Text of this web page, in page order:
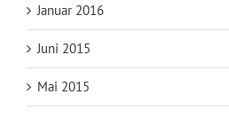
Januar 2016
Juni 2015
Mai 2015